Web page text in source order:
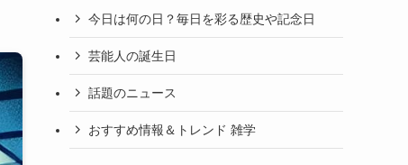
今日は何の日？毎日を彩る歴史や記念日
芸能人の誕生日
話題のニュース
おすすめ情報＆トレンド 雑学